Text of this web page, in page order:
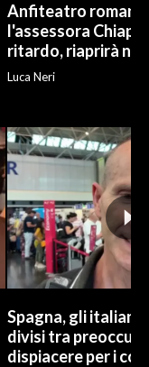
Anfiteatro romano
l'assessora
ritardo, riaprirà nel
Luca Neri
Spagna, gli italiani
divisi tra
dispiacere per i